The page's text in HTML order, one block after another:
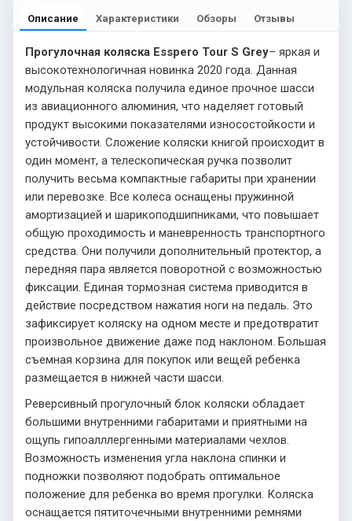
Описание Характеристики Обзоры Отзывы
Прогулочная коляска Esspero Tour S Grey– яркая и
высокотехнологичная новинка 2020 года. Данная
модульная коляска получила единое прочное шасси
из авиационного алюминия, что наделяет готовый
продукт высокими показателями износостойкости и
устойчивости. Сложение коляски книгой происходит в
один момент, а телескопическая ручка позволит
получить весьма компактные габариты при хранении
или перевозке. Все колеса оснащены пружинной
амортизацией и шарикоподшипниками, что повышает
общую проходимость и маневренность транспортного
средства. Они получили дополнительный протектор, а
передняя пара является поворотной с возможностью
фиксации. Единая тормозная система приводится в
действие посредством нажатия ноги на педаль. Это
зафиксирует коляску на одном месте и предотвратит
произвольное движение даже под наклоном. Большая
съемная корзина для покупок или вещей ребенка
размещается в нижней части шасси.
Реверсивный прогулочный блок коляски обладает
большими внутренними габаритами и приятными на
ощупь гипоалллергенными материалами чехлов.
Возможность изменения угла наклона спинки и
подножки позволяют подобрать оптимальное
положение для ребенка во время прогулки. Коляска
оснащается пятиточечными внутренними ремнями